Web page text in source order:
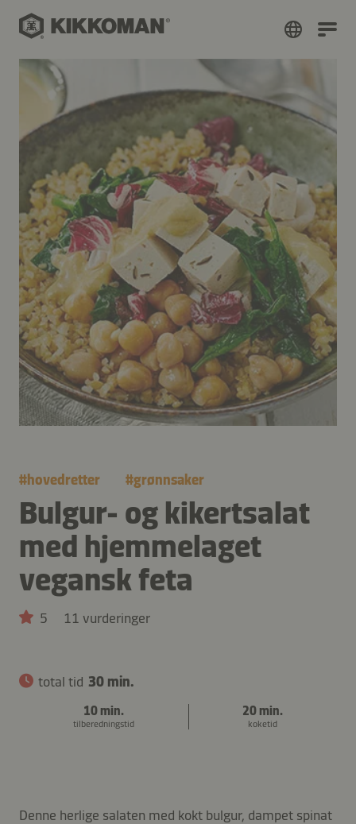
#hovedretter #grønnsaker
Bulgur- og kikertsalat
med hjemmelaget
vegansk feta
5 11 vurderinger
total tid 30 min.
10 min.
tilberedningstid
20 min.
koketid
Denne herlige salaten med kokt bulgur, dampet spinat